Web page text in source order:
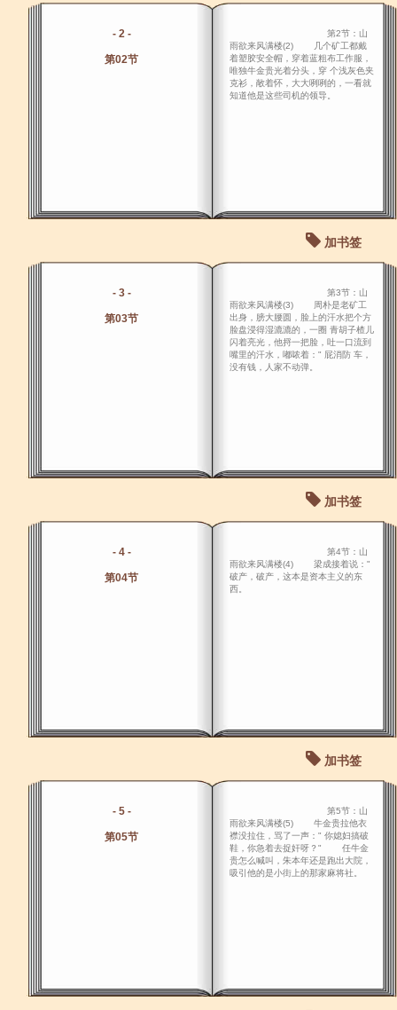
- 2 -
第02节
第2节：山
雨欲来风满楼(2) 几个矿工都戴
着塑胶安全帽，穿着蓝粗布工作服，
唯独牛金贵光着分头，穿 个浅灰色夹
克衫，敞着怀，大大咧咧的，一看就
知道他是这些司机的领导。
加书签
- 3 -
第03节
第3节：山
雨欲来风满楼(3) 周朴是老矿工
出身，膀大腰圆，脸上的汗水把个方
脸盘浸得湿漉漉的，一圈 青胡子楂儿
闪着亮光，他捋一把脸，吐一口流到
嘴里的汗水，嘟哝着：" 屁消防 车，
没有钱，人家不动弹。
加书签
- 4 -
第04节
第4节：山
雨欲来风满楼(4) 梁成接着说："
破产，破产，这本是资本主义的东
西。
加书签
- 5 -
第05节
第5节：山
雨欲来风满楼(5) 牛金贵拉他衣
襟没拉住，骂了一声：" 你媳妇搞破
鞋，你急着去捉奸呀？" 任牛金
贵怎么喊叫，朱本年还是跑出大院，
吸引他的是小街上的那家麻将社。